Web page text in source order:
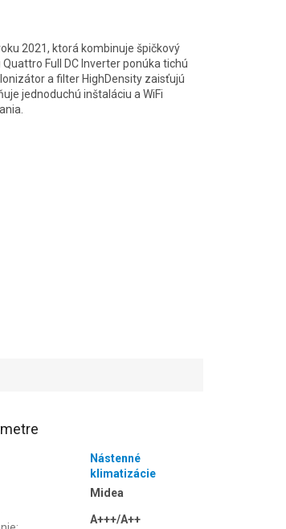
2021, ktorá kombinuje špičkový
Full DC Inverter ponúka tichú
a filter HighDensity zaisťujú
jednoduchú inštaláciu a WiFi
Nástenné
klimatizácie
Midea
A+++/A++